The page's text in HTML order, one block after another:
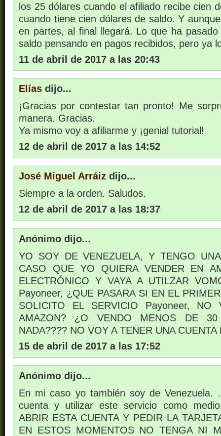
los 25 dólares cuando el afiliado recibe cien
cuando tiene cien dólares de saldo. Y
en partes, al final llegará. Lo que ha
saldo pensando en pagos recibidos, pero ya
11 de abril de 2017 a las 20:43
Elías dijo...
¡Gracias por contestar tan pronto! Me
manera. Gracias.
Ya mismo voy a afiliarme y ¡genial tutorial!
12 de abril de 2017 a las 14:52
José Miguel Arráiz dijo...
Siempre a la orden. Saludos.
12 de abril de 2017 a las 18:37
Anónimo dijo...
YO SOY DE VENEZUELA, Y TENGO
CASO QUE YO QUIERA VENDER EN
ELECTRÓNICO Y VAYA A UTILZAR
Payoneer, ¿QUE PASARA SI EN EL
SOLICITO EL SERVICIO Payoneer, NO
AMAZON? ¿O VENDO MENOS DE 30
NADA???? NO VOY A TENER UNA CUENTA
15 de abril de 2017 a las 17:52
Anónimo dijo...
En mi caso yo también soy de Venezuela.
cuenta y utilizar este servicio como
ABRIR ESTA CUENTA Y PEDIR LA
EN ESTOS MOMENTOS NO TENGA NI